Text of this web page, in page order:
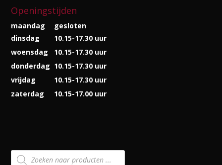
Openingstijden
maandag
gesloten
dinsdag
10.15-17.30 uur
woensdag
10.15-17.30 uur
donderdag 10.15-17.30 uur
vrijdag
10.15-17.30 uur
zaterdag
10.15-17.00 uur
Producten
zoeken